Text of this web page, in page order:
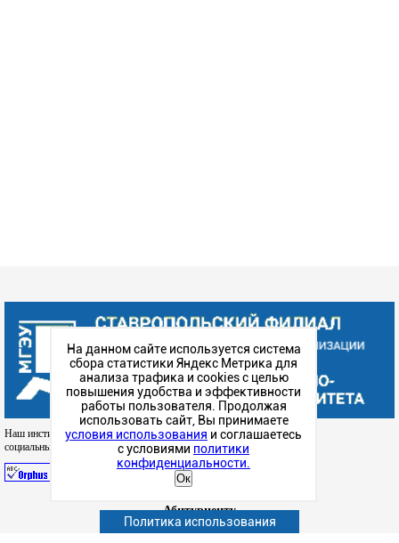
Наш институт в
социальных сетях
Абитуриенту
Политика использования
На данном сайте используется система
сбора статистики Яндекс Метрика для
анализа трафика и cookies с целью
повышения удобства и эффективности
работы пользователя. Продолжая
использовать сайт, Вы принимаете
условия использования и соглашаетесь
с условиями политики
конфиденциальности.
Ок